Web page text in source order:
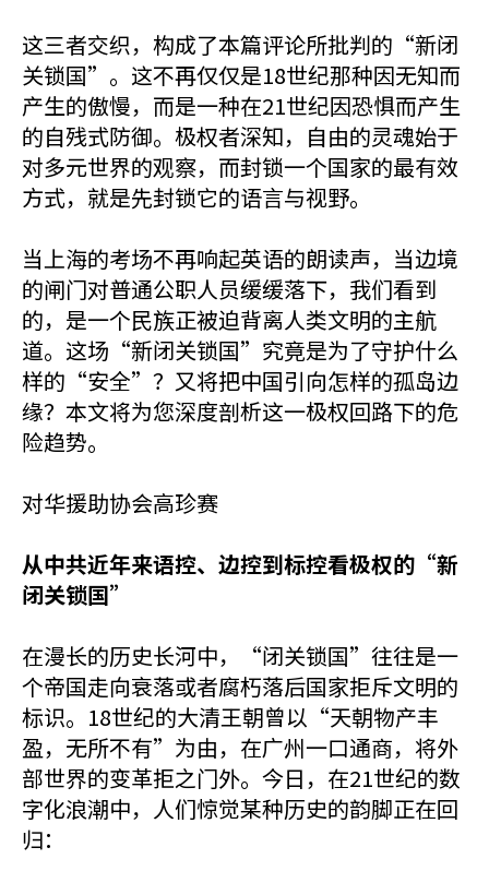
这三者交织，构成了本篇评论所批判的“新闭
关锁国”。这不再仅仅是18世纪那种因无知而
产生的傲慢，而是一种在21世纪因恐惧而产生
的自残式防御。极权者深知，自由的灵魂始于
对多元世界的观察，而封锁一个国家的最有效
方式，就是先封锁它的语言与视野。
当上海的考场不再响起英语的朗读声，当边境
的闸门对普通公职人员缓缓落下，我们看到
的，是一个民族正被迫背离人类文明的主航
道。这场“新闭关锁国”究竟是为了守护什么
样的“安全”？又将把中国引向怎样的孤岛边
缘？本文将为您深度剖析这一极权回路下的危
险趋势。
对华援助协会高珍赛
从中共近年来语控、边控到标控看极权的“新
闭关锁国”
在漫长的历史长河中，“闭关锁国”往往是一
个帝国走向衰落或者腐朽落后国家拒斥文明的
标识。18世纪的大清王朝曾以“天朝物产丰
盈，无所不有”为由，在广州一口通商，将外
部世界的变革拒之门外。今日，在21世纪的数
字化浪潮中，人们惊觉某种历史的韵脚正在回
归：